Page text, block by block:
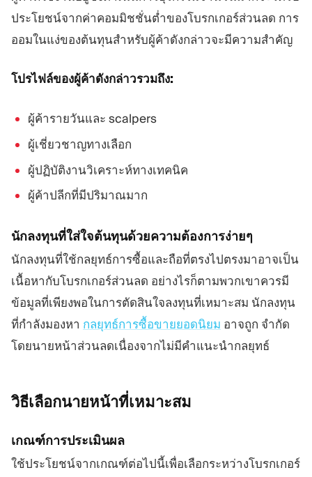
ประโยชน์จากค่าคอมมิชชั่นต่ำของโบรกเกอร์ส่วนลด การ
ออมในแง่ของต้นทุนสำหรับผู้ค้าดังกล่าวจะมีความสำคัญ
โปรไฟล์ของผู้ค้าดังกล่าวรวมถึง:
ผู้ค้ารายวันและ scalpers
ผู้เชี่ยวชาญทางเลือก
ผู้ปฏิบัติงานวิเคราะห์ทางเทคนิค
ผู้ค้าปลีกที่มีปริมาณมาก
นักลงทุนที่ใส่ใจต้นทุนด้วยความต้องการง่ายๆ
นักลงทุนที่ใช้กลยุทธ์การซื้อและถือที่ตรงไปตรงมาอาจเป็น
เนื้อหากับโบรกเกอร์ส่วนลด อย่างไรก็ตามพวกเขาควรมี
ข้อมูลที่เพียงพอในการตัดสินใจลงทุนที่เหมาะสม นักลงทุน
ที่กำลังมองหา กลยุทธ์การซื้อขายยอดนิยม อาจถูก จำกัด
โดยนายหน้าส่วนลดเนื่องจากไม่มีคำแนะนำกลยุทธ์
วิธีเลือกนายหน้าที่เหมาะสม
เกณฑ์การประเมินผล
ใช้ประโยชน์จากเกณฑ์ต่อไปนี้เพื่อเลือกระหว่างโบรกเกอร์